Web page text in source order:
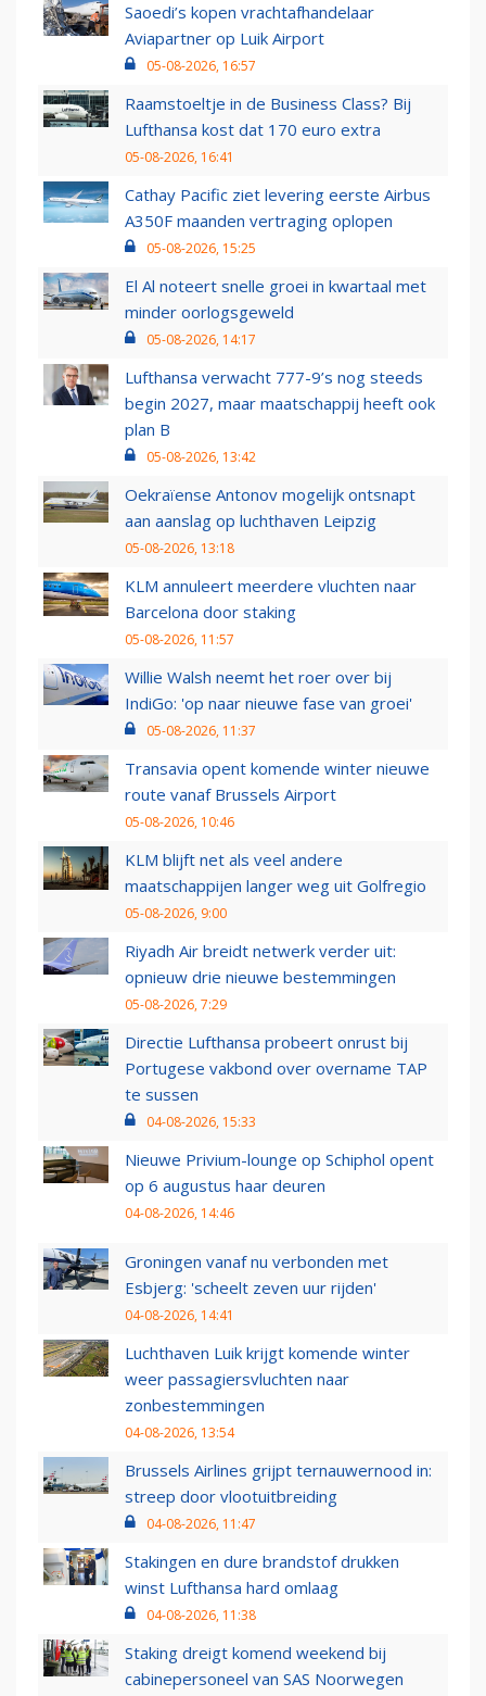
Saoedi’s kopen vrachtafhandelaar
Aviapartner op Luik Airport
05-08-2026, 16:57
Raamstoeltje in de Business Class? Bij
Lufthansa kost dat 170 euro extra
05-08-2026, 16:41
Cathay Pacific ziet levering eerste Airbus
A350F maanden vertraging oplopen
05-08-2026, 15:25
El Al noteert snelle groei in kwartaal met
minder oorlogsgeweld
05-08-2026, 14:17
Lufthansa verwacht 777-9’s nog steeds
begin 2027, maar maatschappij heeft ook
plan B
05-08-2026, 13:42
Oekraïense Antonov mogelijk ontsnapt
aan aanslag op luchthaven Leipzig
05-08-2026, 13:18
KLM annuleert meerdere vluchten naar
Barcelona door staking
05-08-2026, 11:57
Willie Walsh neemt het roer over bij
IndiGo: 'op naar nieuwe fase van groei'
05-08-2026, 11:37
Transavia opent komende winter nieuwe
route vanaf Brussels Airport
05-08-2026, 10:46
KLM blijft net als veel andere
maatschappijen langer weg uit Golfregio
05-08-2026, 9:00
Riyadh Air breidt netwerk verder uit:
opnieuw drie nieuwe bestemmingen
05-08-2026, 7:29
Directie Lufthansa probeert onrust bij
Portugese vakbond over overname TAP
te sussen
04-08-2026, 15:33
Nieuwe Privium-lounge op Schiphol opent
op 6 augustus haar deuren
04-08-2026, 14:46
Groningen vanaf nu verbonden met
Esbjerg: 'scheelt zeven uur rijden'
04-08-2026, 14:41
Luchthaven Luik krijgt komende winter
weer passagiersvluchten naar
zonbestemmingen
04-08-2026, 13:54
Brussels Airlines grijpt ternauwernood in:
streep door vlootuitbreiding
04-08-2026, 11:47
Stakingen en dure brandstof drukken
winst Lufthansa hard omlaag
04-08-2026, 11:38
Staking dreigt komend weekend bij
cabinepersoneel van SAS Noorwegen